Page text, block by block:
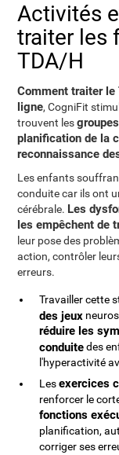
Activités
traiter les
TDA/H
Comment traiter le
ligne, CogniFit
trouvent les
planification de la
reconnaissance
Les enfants
conduite car ils ont
cérébrale. Les
les empêchent de
leur pose des
action, contrôler
erreurs.
Travailler cette
des jeux
réduire les
conduitedes
l'hyperactivité
Lesexercices
renforcer le
fonctions
planification,
corriger ses